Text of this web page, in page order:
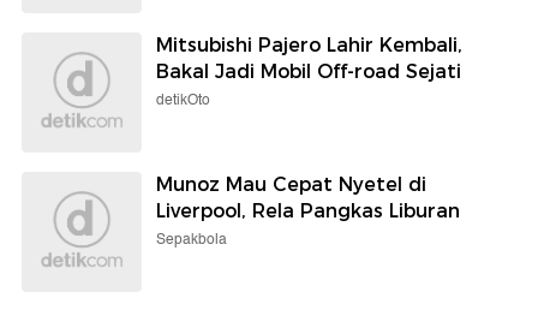
Mitsubishi Pajero Lahir Kembali,
Bakal Jadi Mobil Off-road Sejati
detikOto
Munoz Mau Cepat Nyetel di
Liverpool, Rela Pangkas Liburan
Sepakbola